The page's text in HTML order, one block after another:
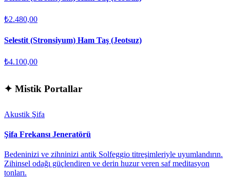
₺2.480,00
Selestit (Stronsiyum) Ham Taş (Jeotsuz)
₺4.100,00
✦ Mistik Portallar
Akustik Şifa
Şifa Frekansı Jeneratörü
Bedeninizi ve zihninizi antik Solfeggio titreşimleriyle uyumlandırın.
Zihinsel odağı güçlendiren ve derin huzur veren saf meditasyon
tonları.